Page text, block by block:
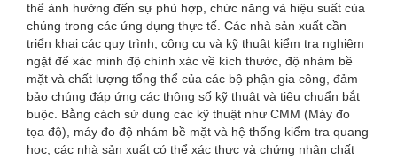
thể ảnh hưởng đến sự phù hợp, chức năng và hiệu suất của
chúng trong các ứng dụng thực tế. Các nhà sản xuất cần
triển khai các quy trình, công cụ và kỹ thuật kiểm tra nghiêm
ngặt để xác minh độ chính xác về kích thước, độ nhám bề
mặt và chất lượng tổng thể của các bộ phận gia công, đảm
bảo chúng đáp ứng các thông số kỹ thuật và tiêu chuẩn bắt
buộc. Bằng cách sử dụng các kỹ thuật như CMM (Máy đo
tọa độ), máy đo độ nhám bề mặt và hệ thống kiểm tra quang
học, các nhà sản xuất có thể xác thực và chứng nhận chất